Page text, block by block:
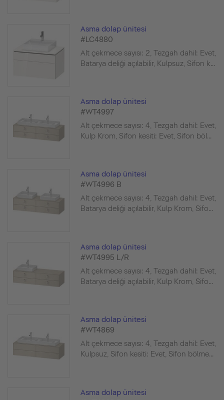
Asma dolap ünitesi
#LC4880
Alt çekmece sayısı: 2, Tezgah dahil: Evet,
Batarya deliği açılabilir, Kulpsuz, Sifon k...
Asma dolap ünitesi
#WT4997
Alt çekmece sayısı: 4, Tezgah dahil: Evet,
Kulp Krom, Sifon kesiti: Evet, Sifon böl...
Asma dolap ünitesi
#WT4996 B
Alt çekmece sayısı: 4, Tezgah dahil: Evet,
Batarya deliği açılabilir, Kulp Krom, Sifo...
Asma dolap ünitesi
#WT4995 L/R
Alt çekmece sayısı: 4, Tezgah dahil: Evet,
Batarya deliği açılabilir, Kulp Krom, Sifo...
Asma dolap ünitesi
#WT4869
Alt çekmece sayısı: 4, Tezgah dahil: Evet,
Kulpsuz, Sifon kesiti: Evet, Sifon bölme...
Asma dolap ünitesi